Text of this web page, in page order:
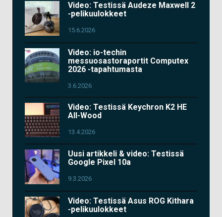
Video: Testissä Audeze Maxwell 2
-pelikuulokkeet
15.6.2026
Video: io-techin
messuosastoraportit Computex
2026 -tapahtumasta
3.6.2026
Video: Testissä Keychron K2 HE
All-Wood
13.4.2026
Uusi artikkeli & video: Testissä
Google Pixel 10a
9.3.2026
Video: Testissä Asus ROG Kithara
-pelikuulokkeet